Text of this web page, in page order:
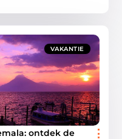
VAKANTIE
ontdek de